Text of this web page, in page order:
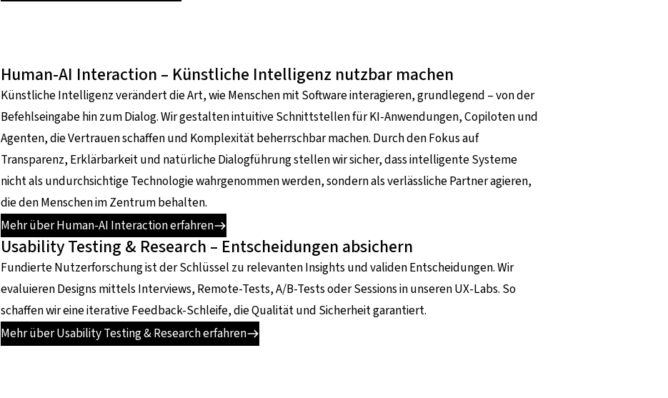
Human-AI Interaction – Künstliche Intelligenz nutzbar machen
Künstliche Intelligenz verändert die Art, wie Menschen mit Software interagieren, grundlegend – von der
Befehlseingabe hin zum Dialog. Wir gestalten intuitive Schnittstellen für KI-Anwendungen, Copiloten und
Agenten, die Vertrauen schaffen und Komplexität beherrschbar machen. Durch den Fokus auf
Transparenz, Erklärbarkeit und natürliche Dialogführung stellen wir sicher, dass intelligente Systeme
nicht als undurchsichtige Technologie wahrgenommen werden, sondern als verlässliche Partner agieren,
die den Menschen im Zentrum behalten.
Mehr über Human-AI Interaction erfahren
Usability Testing & Research – Entscheidungen absichern
Fundierte Nutzerforschung ist der Schlüssel zu relevanten Insights und validen Entscheidungen. Wir
evaluieren Designs mittels Interviews, Remote-Tests, A/B-Tests oder Sessions in unseren UX-Labs. So
schaffen wir eine iterative Feedback-Schleife, die Qualität und Sicherheit garantiert.
Mehr über Usability Testing & Research erfahren